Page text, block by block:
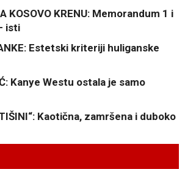
KOSOVO KRENU: Memorandum 1 i
isti
Estetski kriteriji huliganske
Kanye Westu ostala je samo
Kaotična, zamršena i duboko